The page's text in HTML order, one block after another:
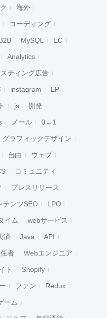
検索
海外
コーディング
MySQL EC
Analytics
スティング広告
instagram LP
js 開発
メール 0→1
グラフィックデザイン
自由 ウェブ
コミュニティ
プレスリリース
テンツSEO LPO
イム webサービス
済 Java API
者 Webエンジニア
ト Shopify
ファン Redux
ーム